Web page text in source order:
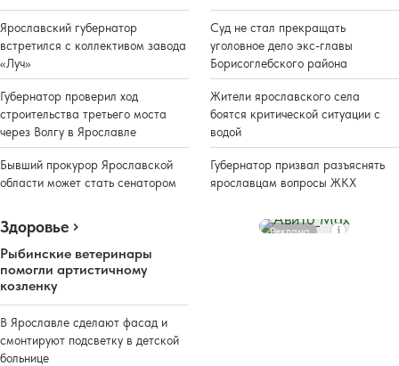
Ярославский губернатор
встретился с коллективом завода
«Луч»
Губернатор проверил ход
строительства третьего моста
через Волгу в Ярославле
Бывший прокурор Ярославской
области может стать сенатором
Суд не стал прекращать
уголовное дело экс-главы
Борисоглебского района
Жители ярославского села
боятся критической ситуации с
водой
Губернатор призвал разъяснять
ярославцам вопросы ЖКХ
Здоровье
Рыбинские ветеринары
помогли артистичному
козленку
В Ярославле сделают фасад и
смонтируют подсветку в детской
больнице
Реклама